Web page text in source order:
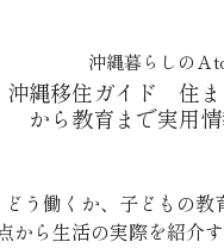
沖縄暮らしのＡ
沖縄移住ガイド 住ま
から教育まで実用
う働くか、子どもの教
から生活の実際を紹介